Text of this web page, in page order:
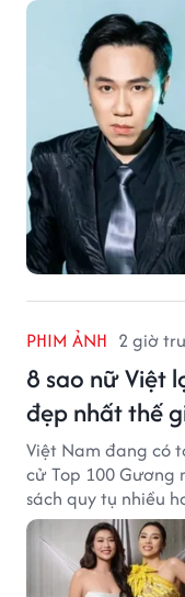
PHIM ẢNH 2 giờ
8 sao nữ Việt
đẹp nhất thế
Việt Nam đang có
cử Top 100 Gương
sách quy tụ nhiều
tiếng của showbiz